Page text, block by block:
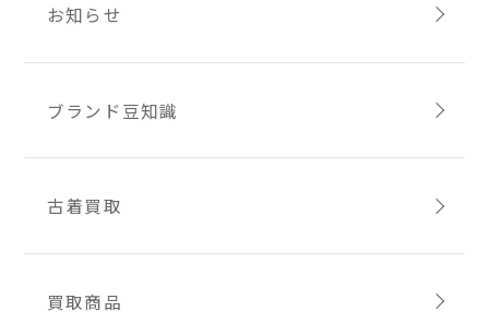
お知らせ
ブランド豆知識
古着買取
買取商品